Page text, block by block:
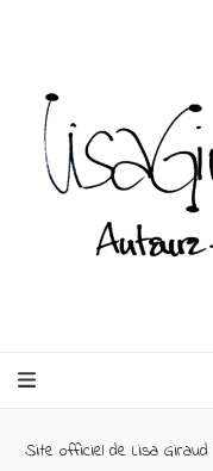
Site officiel de Lisa Giraud